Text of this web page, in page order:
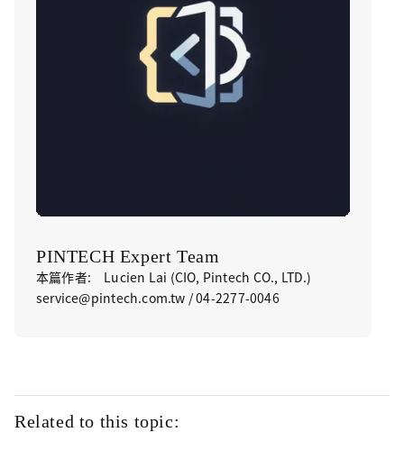
PINTECH Expert Team
本篇作者: Lucien Lai (CIO, Pintech CO., LTD.)
service@pintech.com.tw / 04-2277-0046
Related to this topic: